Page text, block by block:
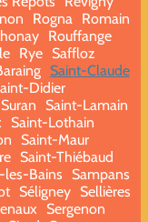
Rogna
Romain
Rouffange
Rye
Saffloz
Saint-Claude
Didier
Saint-Lamain
Saint-Lothain
Saint-Maur
Saint-Thiébaud
les-Bains
Sampans
Séligney
Sellières
Sergenon